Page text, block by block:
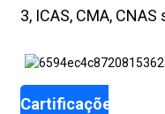
3, ICAS, CMA,
Cartificações